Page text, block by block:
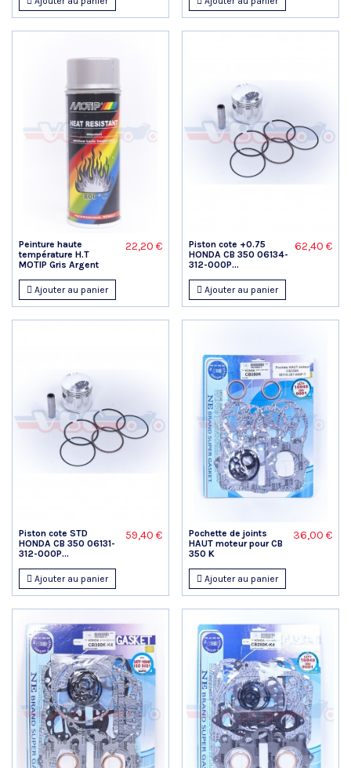
Peinture haute
température H.T
MOTIP Gris Argent
22,20 €
Ajouter au panier
Piston cote +0.75
HONDA CB 350 06134-
312-000P...
62,40 €
Ajouter au panier
Piston cote STD
HONDA CB 350 06131-
312-000P...
59,40 €
Ajouter au panier
Pochette de joints
HAUT moteur pour CB
350 K
36,00 €
Ajouter au panier